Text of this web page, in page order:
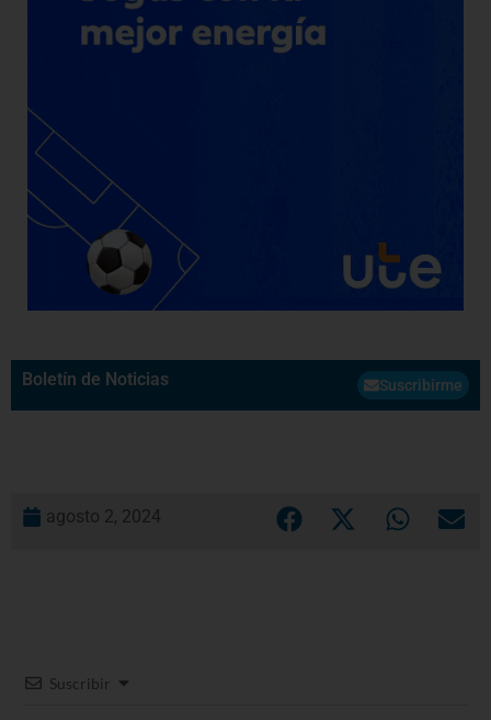
Boletín de Noticias Suscribirme
agosto 2, 2024
Suscribir